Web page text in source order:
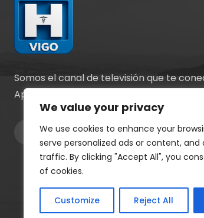
We value your privacy
We use cookies to enhance your
serve personalized ads or content, and
traffic. By clicking "Accept All", you
of cookies.
Customize Reject All
Somos el canal de televisión que te
Apostamos por la información y el